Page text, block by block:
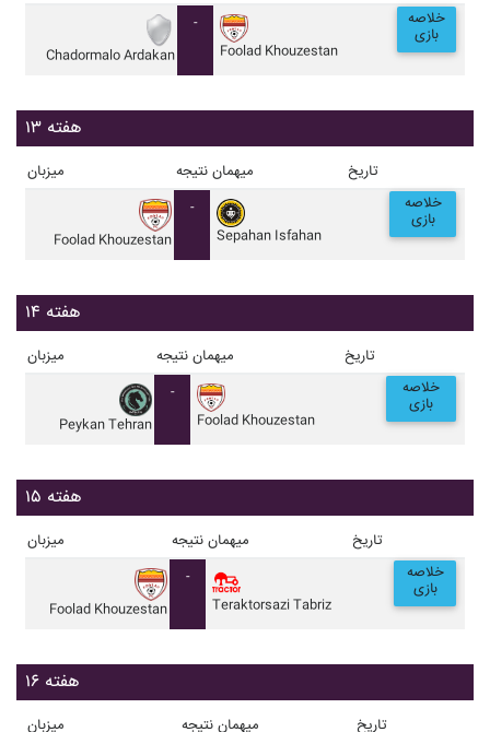
Chadormalo Ardakan
-
Foolad Khouzestan
خلاصه
بازی
هفته ۱۳
میزبان نتیجه میهمان تاریخ
Foolad Khouzestan
-
Sepahan Isfahan
خلاصه
بازی
هفته ۱۴
میزبان نتیجه میهمان تاریخ
Peykan Tehran
-
Foolad Khouzestan
خلاصه
بازی
هفته ۱۵
میزبان نتیجه میهمان تاریخ
Foolad Khouzestan
-
Teraktorsazi Tabriz
خلاصه
بازی
هفته ۱۶
میزبان نتیجه میهمان تاریخ